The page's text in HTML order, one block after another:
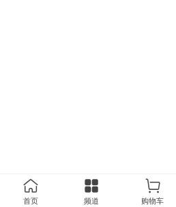
首页 频道 购物车